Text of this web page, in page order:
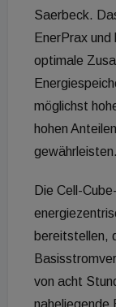
Saerbeck.
EnerPrax
optimale
möglichst
hohen
gewährleisten.
Die Cell-
bereitstellen,
von acht
naheliegende